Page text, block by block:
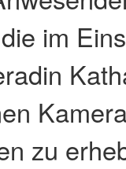
im
zu